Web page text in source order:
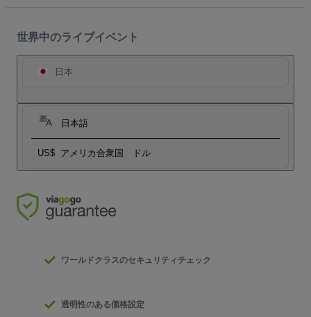
世界中のライブイベント
日本
日本語
US$ アメリカ合衆国 ドル
ワールドクラスのセキュリティチェック
透明性のある価格設定